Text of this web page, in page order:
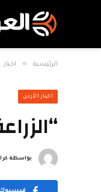
الرئيسية » اخبار
اخبار الأردن
بواسطة